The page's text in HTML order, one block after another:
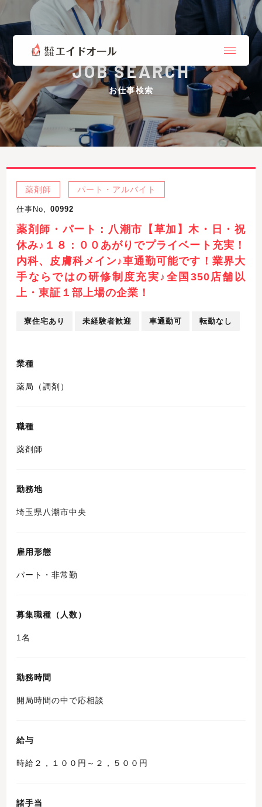
JOB SEARCH
お仕事検索
薬剤師 パート・アルバイト
仕事No, 00992
薬剤師・パート：八潮市【草加】木・日・祝
休み♪１８：００あがりでプライベート充実！
内科、皮膚科メイン♪車通勤可能です！業界大
手ならではの研修制度充実♪全国350店舗以
上・東証１部上場の企業！
寮住宅あり 未経験者歓迎 車通勤可 転勤なし
業種
薬局（調剤）
職種
薬剤師
勤務地
埼玉県八潮市中央
雇用形態
パート・非常勤
募集職種（人数）
1名
勤務時間
開局時間の中で応相談
給与
時給２，１００円～２，５００円
諸手当